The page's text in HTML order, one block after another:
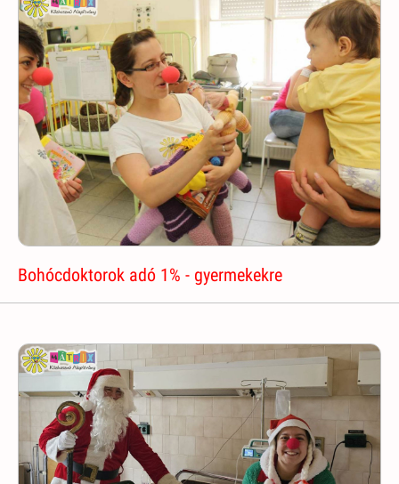
Bohócdoktorok adó 1% - gyermekekre